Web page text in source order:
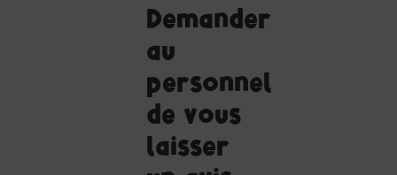
Demander
au
personnel
de vous
laisser